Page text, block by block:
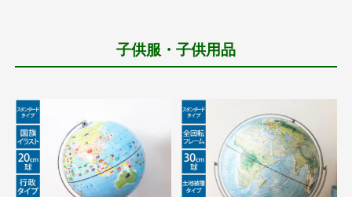
子供服・子供用品